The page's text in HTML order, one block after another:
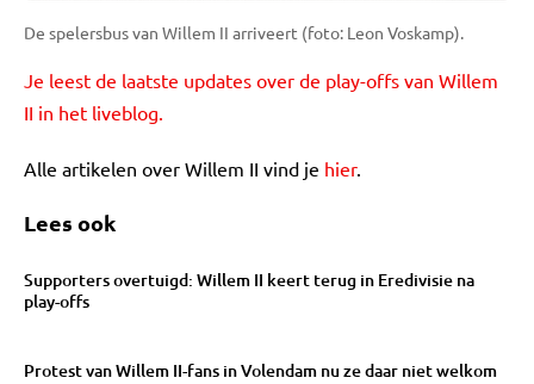
De spelersbus van Willem II arriveert (foto: Leon Voskamp).
Je leest de laatste updates over de play-offs van Willem
II in het liveblog.
Alle artikelen over Willem II vind je hier.
Lees ook
Supporters overtuigd: Willem II keert terug in Eredivisie na
play-offs
Protest van Willem II-fans in Volendam nu ze daar niet welkom